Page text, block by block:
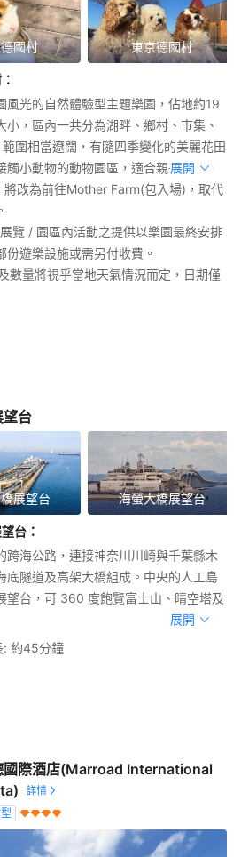
國村 東京德國村
：
風光的自然體驗型主題樂園，佔地約19
小，區內一共分為湖畔、鄉村、市集、
圍相當遼闊，有隨四季變化的美麗花田
觸小動物的動物園區，適合親子同樂。
展開
將改為前往Mother Farm(包入場)，取代
覽 / 園區內活動之提供以樂園最終安排
份遊樂設施或需另付收費。
數量將視乎當地天氣情況而定，日期僅
望台
展望台 海螢大橋展望台
台 ：
跨海公路，連接神奈川川崎與千葉縣木
底隧道及高架大橋組成。中央的人工島
望台，可 360 度飽覽富士山、晴空塔及
展開
: 約45分鐘
國際酒店(Marroad International